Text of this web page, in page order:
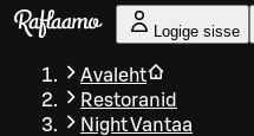
Liigu peamise sisu juurde
Logige sisse
Avaleht
Restoranid
Night Vantaa